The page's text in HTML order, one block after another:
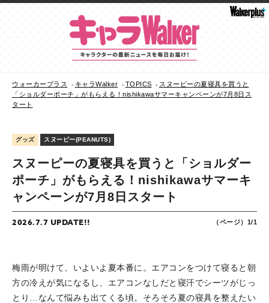
ウォーカープラス キャラWalker TOPICS
スヌーピーの夏寝具を買うと
「ショルダーポーチ」がもらえる！nishikawaサマーキャンペーンが7月8日ス
タート
グッズ スヌーピー(PEANUTS)
スヌーピーの夏寝具を買うと「ショルダー
ポーチ」がもらえる！nishikawaサマーキ
ャンペーンが7月8日スタート
2026.7.7 UPDATE!! （ページ）1/1
梅雨が明けて、いよいよ夏本番に。エアコンをつけて寝ると朝
方の冷えが気になるし、エアコンなしだと寝汗でシーツがじっ
とり…なんて悩みも出てくる頃。そろそろ夏の寝具を整えたい